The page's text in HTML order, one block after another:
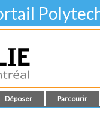
Déposer Parcourir